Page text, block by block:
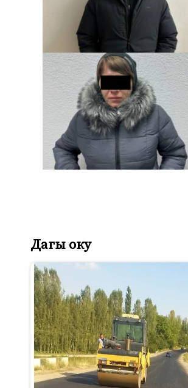
Дагы оку